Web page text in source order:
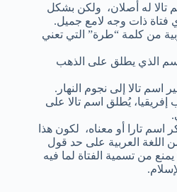
تالا له أصلان، ولكن بشكل
فتاة ذات وجه لامع جميل.
من كلمة “طرة” التي تعني
الذي يطلق على الذهب
اسم تالا إلى نجوم النهار.
يُطلق اسم تالا على
اسم تارا أو معناه، لكون هذا
اللغة العربية على حد قول
يمنع من تسمية الفتاة لما فيه